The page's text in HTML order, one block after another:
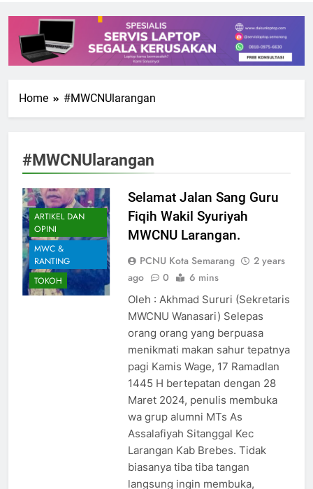
Home #MWCNUlarangan
#MWCNUlarangan
ARTIKEL DAN
OPINI
MWC &
RANTING
TOKOH
Selamat Jalan Sang Guru
Fiqih Wakil Syuriyah
MWCNU Larangan.
PCNU Kota Semarang
2 years
ago
0 6 mins
Oleh : Akhmad Sururi (Sekretaris
MWCNU Wanasari) Selepas
orang orang yang berpuasa
menikmati makan sahur tepatnya
pagi Kamis Wage, 17 Ramadlan
1445 H bertepatan dengan 28
Maret 2024, penulis membuka
wa grup alumni MTs As
Assalafiyah Sitanggal Kec
Larangan Kab Brebes. Tidak
biasanya tiba tiba tangan
langsung ingin membuka,